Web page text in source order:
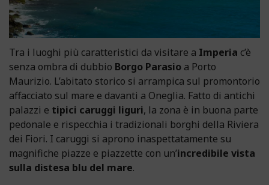
Tra i luoghi più caratteristici da visitare a Imperia c’è
senza ombra di dubbio Borgo Parasio a Porto
Maurizio. L’abitato storico si arrampica sul promontorio
affacciato sul mare e davanti a Oneglia. Fatto di antichi
palazzi e tipici caruggi liguri, la zona è in buona parte
pedonale e rispecchia i tradizionali borghi della Riviera
dei Fiori. I caruggi si aprono inaspettatamente su
magnifiche piazze e piazzette con un’incredibile vista
sulla distesa blu del mare.